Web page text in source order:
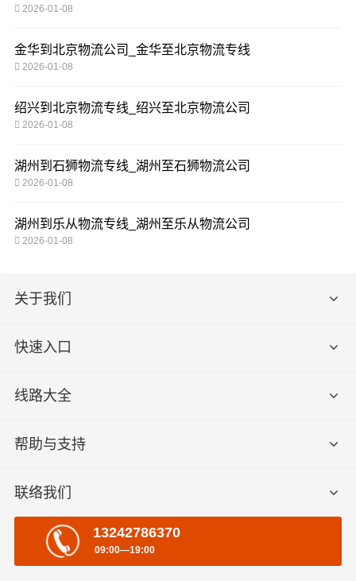
2026-01-08
金华到北京物流公司_金华至北京物流专线
2026-01-08
绍兴到北京物流专线_绍兴至北京物流公司
2026-01-08
湖州到石狮物流专线_湖州至石狮物流公司
2026-01-08
湖州到乐从物流专线_湖州至乐从物流公司
2026-01-08
关于我们
快速入口
线路大全
帮助与支持
联络我们
13242786370
09:00—19:00